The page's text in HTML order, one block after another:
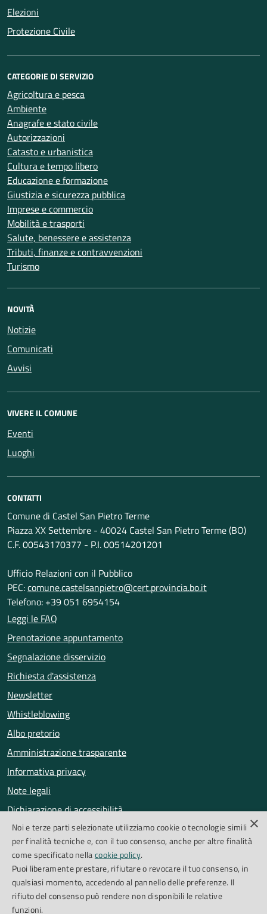
Elezioni
Protezione Civile
CATEGORIE DI SERVIZIO
Agricoltura e pesca
Ambiente
Anagrafe e stato civile
Autorizzazioni
Catasto e urbanistica
Cultura e tempo libero
Educazione e formazione
Giustizia e sicurezza pubblica
Imprese e commercio
Mobilità e trasporti
Salute, benessere e assistenza
Tributi, finanze e contravvenzioni
Turismo
NOVITÀ
Notizie
Comunicati
Avvisi
VIVERE IL COMUNE
Eventi
Luoghi
CONTATTI
Comune di Castel San Pietro Terme
Piazza XX Settembre - 40024 Castel San Pietro Terme (BO)
C.F. 00543170377 - P.I. 00514201201
Ufficio Relazioni con il Pubblico
PEC:comune.castelsanpietro@cert.provincia.bo.it
Telefono: +39 051 6954154
Leggi le FAQ
Prenotazione appuntamento
Segnalazione disservizio
Richiesta d'assistenza
Newsletter
Whistleblowing
Albo pretorio
Amministrazione trasparente
Informativa privacy
Note legali
Dichiarazione di accessibilità
Obiettivi di accessibilità
Segnalazioni accessibilità
SEGUICI SU
×
Noi e terze parti selezionate utilizziamo cookie o tecnologie simili
per finalità tecniche e, con il tuo consenso, anche per altre finalità
come specificato nellacookie policy.
Puoi liberamente prestare, rifiutare o revocare il tuo consenso, in
qualsiasi momento, accedendo al pannello delle preferenze. Il
rifiuto del consenso può rendere non disponibili le relative
funzioni.